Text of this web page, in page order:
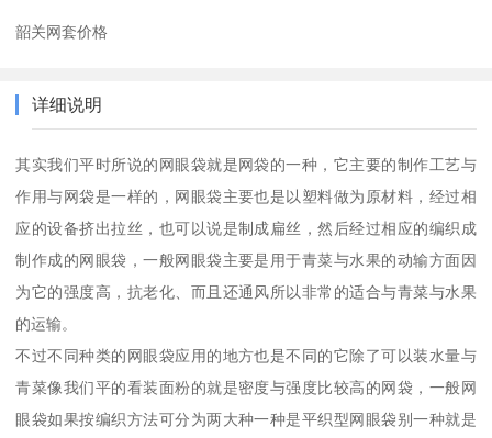
韶关网套价格
详细说明
其实我们平时所说的网眼袋就是网袋的一种，它主要的制作工艺与
作用与网袋是一样的，网眼袋主要也是以塑料做为原材料，经过相
应的设备挤出拉丝，也可以说是制成扁丝，然后经过相应的编织成
制作成的网眼袋，一般网眼袋主要是用于青菜与水果的动输方面因
为它的强度高，抗老化、而且还通风所以非常的适合与青菜与水果
的运输。
不过不同种类的网眼袋应用的地方也是不同的它除了可以装水量与
青菜像我们平的看装面粉的就是密度与强度比较高的网袋，一般网
眼袋如果按编织方法可分为两大种一种是平织型网眼袋别一种就是